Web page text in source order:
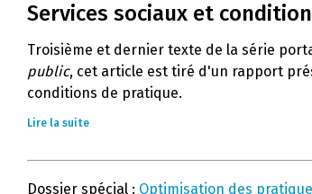
Services sociaux et
Troisième et dernier texte de la série
public, cet article est tiré d'un rapport
conditions de pratique.
Lire la suite
Dossier spécial : Optimisation des